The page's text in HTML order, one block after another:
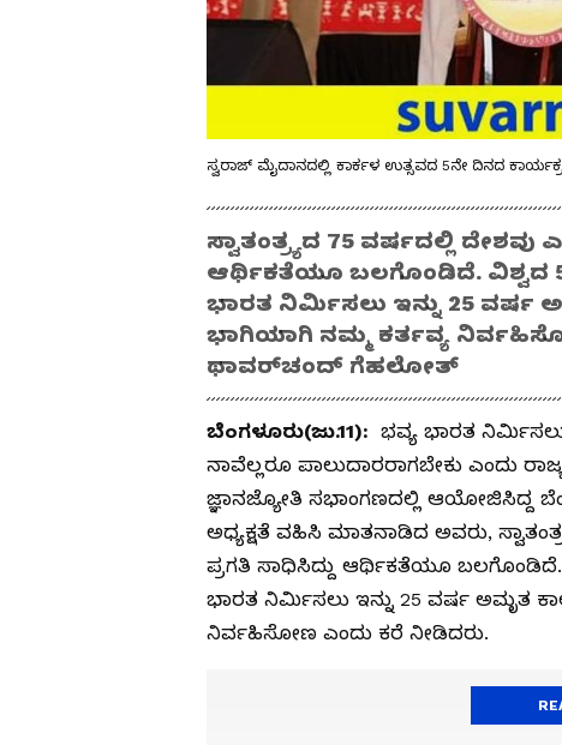
ಸ್ವರಾಜ್‌ ಮೈದಾನದಲ್ಲಿ ಕಾರ್ಕಳ ಉತ್ಸವದ 5ನೇ ದಿನದ
ಸ್ವಾತಂತ್ರ್ಯದ 75 ವರ್ಷದಲ್ಲಿ ದೇಶವು
ಆರ್ಥಿಕತೆಯೂ ಬಲಗೊಂಡಿದೆ. ವಿಶ್ವದ 5
ಭಾರತ ನಿರ್ಮಿಸಲು ಇನ್ನು 25 ವರ್ಷ
ಭಾಗಿಯಾಗಿ ನಮ್ಮ ಕರ್ತವ್ಯ
ಥಾವರ್‌ಚಂದ್‌ ಗೆಹಲೋತ್‌
ಬೆಂಗಳೂರು(ಜು.11): ಭವ್ಯ ಭಾರತ
ನಾವೆಲ್ಲರೂ ಪಾಲುದಾರರಾಗಬೇಕು ಎಂದು
ಜ್ಞಾನಜ್ಯೋತಿ ಸಭಾಂಗಣದಲ್ಲಿ ಆಯೋಜಿಸಿದ್ದ
ಅಧ್ಯಕ್ಷತೆ ವಹಿಸಿ ಮಾತನಾಡಿದ ಅವರು,
ಪ್ರಗತಿ ಸಾಧಿಸಿದ್ದು ಆರ್ಥಿಕತೆಯೂ ಬಲಗೊಂಡಿದೆ.
ಭಾರತ ನಿರ್ಮಿಸಲು ಇನ್ನು 25 ವರ್ಷ ಅಮೃತ
ನಿರ್ವಹಿಸೋಣ ಎಂದು ಕರೆ ನೀಡಿದರು.